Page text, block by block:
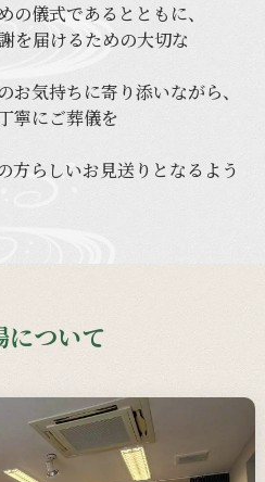
の儀式であるとともに、
を届けるための大切な
お気持ちに寄り添いながら、
寧にご葬儀を
方らしいお見送りとなるよう
について